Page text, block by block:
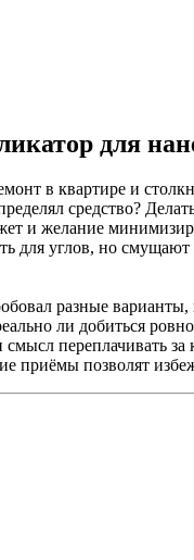
для
в квартире и
средство?
и желание
для углов, но
разные
ли добиться
смысл переплачивать
приёмы позволят